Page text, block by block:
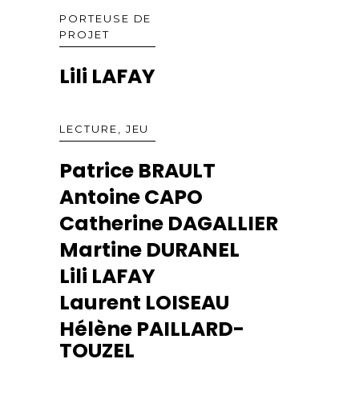
PORTEUSE DE
PROJET
Lili LAFAY
LECTURE, JEU
Patrice BRAULT
Antoine CAPO
Catherine DAGALLIER
Martine DURANEL
Lili LAFAY
Laurent LOISEAU
Hélène PAILLARD-
TOUZEL